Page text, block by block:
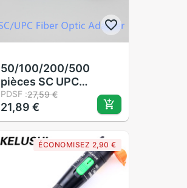
50/100/200/500
pièces SC UPC
Simplex adaptateur
Fiber optique
monomode SC
coupleur fibre optique
SC UPC connecteur
PDSF :27,59 €
21,89 €
ÉCONOMISEZ 2,90 €